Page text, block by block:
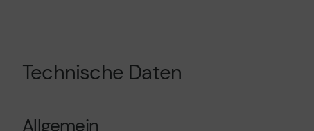
Besonders schonender Ladevorgang für eine lange
Zukunftsweisender High-Runner: ein Musthave für alle
Technische Daten
Allgemein